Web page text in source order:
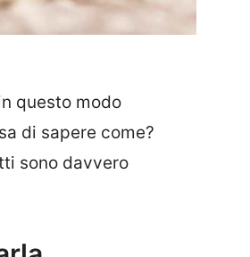
questo modo
di sapere come?
sono davvero